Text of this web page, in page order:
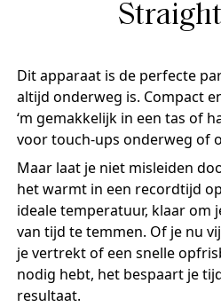
Dit apparaat is de perfecte
altijd onderweg is. Compact
‘m gemakkelijk in een tas of
voor touch-ups onderweg of
Maar laat je niet misleiden
het warmt in een recordtijd
ideale temperatuur, klaar om
van tijd te temmen. Of je nu
je vertrekt of een snelle
nodig hebt, het bespaart je
resultaat.